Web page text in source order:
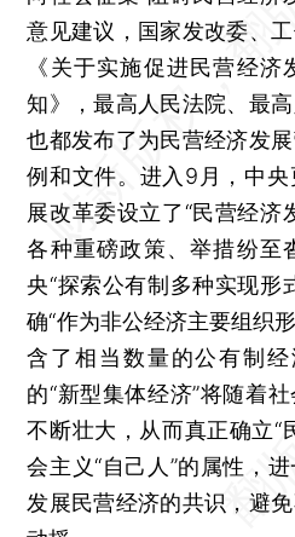
意见建议，国家发改委、
《关于实施促进民营经
知》，最高人民法院、最
也都发布了为民营经济发
例和文件。进入9月，中
展改革委设立了“民营经济
各种重磅政策、举措纷至
央“探索公有制多种实现形
确“作为非公经济主要组织
含了相当数量的公有制
的“新型集体经济”将随着
不断壮大，从而真正确立“
会主义“自己人”的属性，
发展民营经济的共识，避